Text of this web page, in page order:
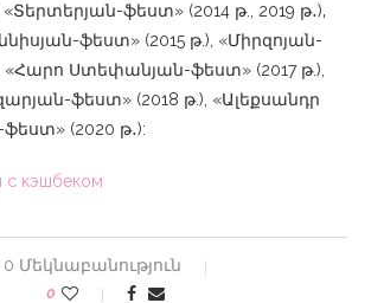
ֆեստ» (2014 թ., 2019 թ․)‚
ֆեստ» (2015 թ.), «Միրզոյան-
«Հարո Ստեփանյան-ֆեստ» (2017 թ.),
ֆեստ» (2018 թ.), «Ալեքսանդր
(2020 թ․):
с кэшбеком
0 Մեկնաբանություն
0